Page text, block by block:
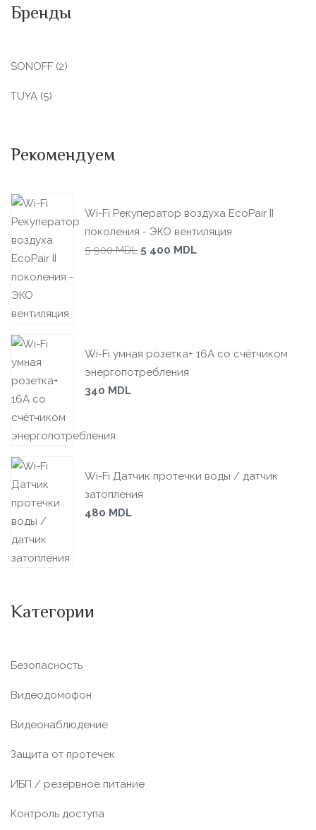
Бренды
SONOFF (2)
TUYA (5)
Рекомендуем
Wi-Fi Рекуператор воздуха EcoPair II
поколения - ЭКО вентиляция
5 900MDL 5 400 MDL
Wi-Fi умная розетка+ 16А со счётчиком
энергопотребления
340 MDL
Wi-Fi Датчик протечки воды / датчик
затопления
480 MDL
Категории
Безопасность
Видеодомофон
Видеонаблюдение
Защита от протечек
ИБП / резервное питание
Контроль доступа